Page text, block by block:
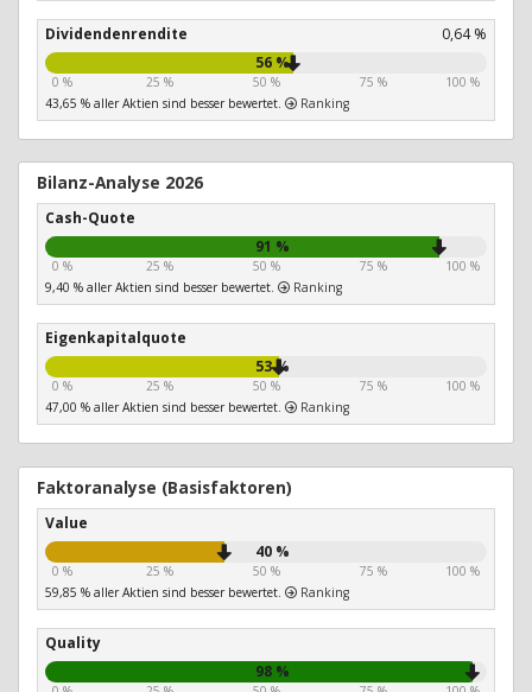
Dividendenrendite
0,64 %
56 %
0 % 25 % 50 % 75 %
100 %
43,65 % aller Aktien sind besser bewertet.
Ranking
Bilanz-Analyse 2026
Cash-Quote
91 %
0 % 25 % 50 % 75 %
100 %
9,40 % aller Aktien sind besser bewertet.
Ranking
Eigenkapitalquote
53 %
0 % 25 % 50 % 75 %
100 %
47,00 % aller Aktien sind besser bewertet.
Ranking
Faktoranalyse (Basisfaktoren)
Value
40 %
0 % 25 % 50 % 75 %
100 %
59,85 % aller Aktien sind besser bewertet.
Ranking
Quality
98 %